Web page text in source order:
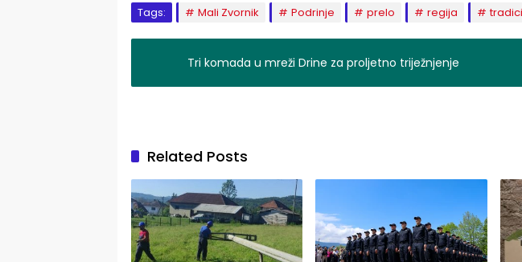
Tags: Mali Zvornik Podrinje prelo regija
Tri komada u mreži Drine za proljetno triježnjenje
Related Posts